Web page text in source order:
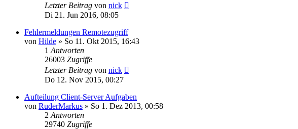
Letzter Beitrag von nick
Di 21. Jun 2016, 08:05
Fehlermeldungen Remotezugriff
von Hilde » So 11. Okt 2015, 16:43
1 Antworten
26003 Zugriffe
Letzter Beitrag von nick
Do 12. Nov 2015, 00:27
Aufteilung Client-Server Aufgaben
von RuderMarkus » So 1. Dez 2013, 00:58
2 Antworten
29740 Zugriffe